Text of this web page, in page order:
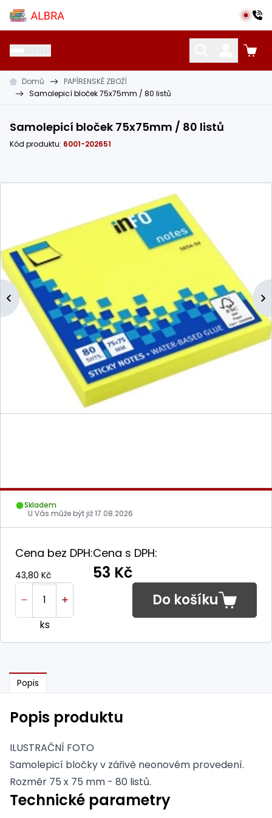
Přeskočit na hlavní obsah
Albra s.r.o.
KATALOG UČEBNIC CIZÍ JAZYKY
Domů
PAPÍRENSKÉ ZBOŽÍ
Samolepicí bloček 75x75mm / 80 listů
Samolepicí bloček 75x75mm / 80 listů
Kód produktu: 6001-202651
Skladem
U Vás může být již17.08.2026
Cena bez DPH:
43,80 Kč
Cena s DPH:
53 Kč
ks
Do košíku
Popis
Popis produktu
ILUSTRAČNÍ FOTO
Samolepicí bločky v zářivě neonovém provedení.
Rozměr 75 x 75 mm - 80 listů.
Technické parametry